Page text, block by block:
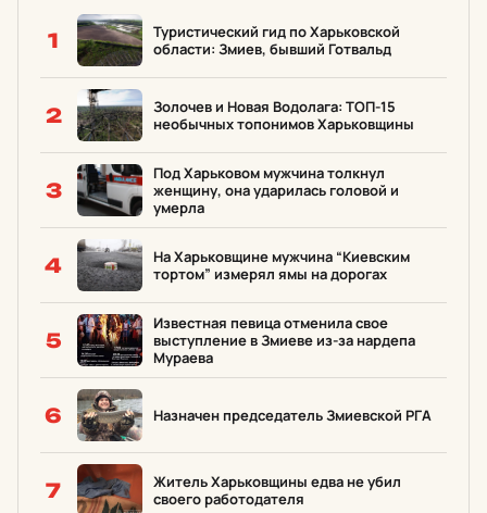
1
Туристический гид по Харьковской
области: Змиев, бывший Готвальд
2
Золочев и Новая Водолага: ТОП-15
необычных топонимов Харьковщины
3
Под Харьковом мужчина толкнул
женщину, она ударилась головой и
умерла
4
На Харьковщине мужчина “Киевским
тортом” измерял ямы на дорогах
5
Известная певица отменила свое
выступление в Змиеве из-за нардепа
Мураева
6 Назначен председатель Змиевской РГА
7
Житель Харьковщины едва не убил
своего работодателя